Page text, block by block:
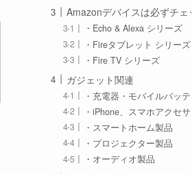
Amazonデバイスは必ずチェ
・Echo & Alexa シリーズ
・Fireタブレット シリーズ
・Fire TV シリーズ
ガジェット関連
・充電器・モバイルバッ
・iPhone、スマホアクセ
・スマートホーム製品
・プロジェクター製品
・オーディオ製品